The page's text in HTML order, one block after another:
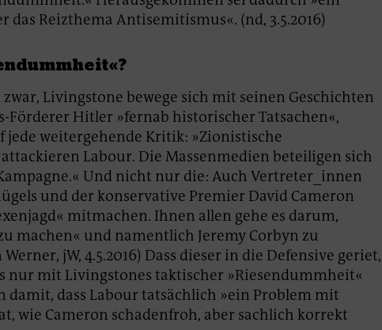
Reizthema Antisemitismus«. (nd, 3.5.2016)
Livingstone bewege sich mit seinen Geschichten
Förderer Hitler »fernab historischer Tatsachen«,
jede weitergehende Kritik: »Zionistische
Labour. Die Massenmedien beteiligen sich
Und nicht nur die: Auch Vertreter_innen
und der konservative Premier David Cameron
mitmachen. Ihnen allen gehe es darum,
machen« und namentlich Jeremy Corbyn zu
jW, 4.5.2016) Dass dieser in die Defensive geriet,
nur mit Livingstones taktischer »Riesendummheit«
damit, dass Labour tatsächlich »ein Problem mit
wie Cameron schadenfroh, aber sachlich korrekt